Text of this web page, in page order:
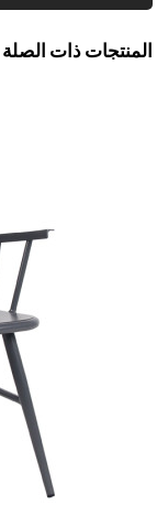
المنتجات ذات الصلة